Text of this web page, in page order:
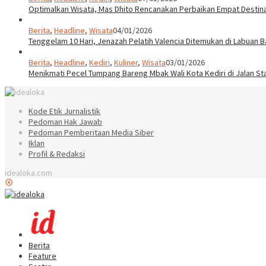
Optimalkan Wisata, Mas Dhito Rencanakan Perbaikan Empat
Berita, Headline, Wisata04/01/2026
Tenggelam 10 Hari, Jenazah Pelatih Valencia Ditemukan di Labuan
Berita, Headline, Kediri, Kuliner, Wisata03/01/2026
Menikmati Pecel Tumpang Bareng Mbak Wali Kota Kediri di Jalan
Kode Etik Jurnalistik
Pedoman Hak Jawab
Pedoman Pemberitaan Media Siber
Iklan
Profil & Redaksi
idealoka.com
Berita
Feature